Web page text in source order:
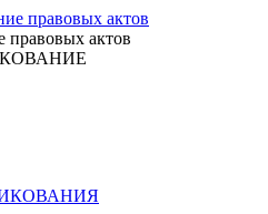
правовых актов